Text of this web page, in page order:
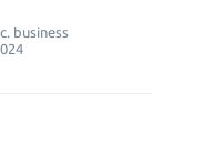
business